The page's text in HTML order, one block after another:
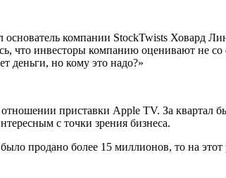
компании StockTwists Ховард
что инвесторы компанию оценивают не
деньги, но кому это надо?»
приставки Apple TV. За квартал
с точки зрения бизнеса.
продано более 15 миллионов, то на